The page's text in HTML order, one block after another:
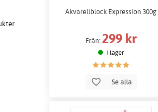
Akvarellblock Expression 300g
Från: 299 kr
I lager
Se alla